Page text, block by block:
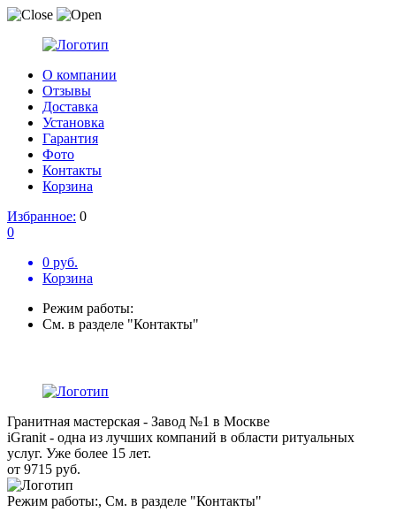
О компании
Отзывы
Доставка
Установка
Гарантия
Фото
Контакты
Корзина
Избранное: 0
0
0 руб.
Корзина
Режим работы:
См. в разделе "Контакты"
Гранитная мастерская - Завод №1 в Москве
iGranit - одна из лучших компаний в области ритуальных
услуг. Уже более 15 лет.
от 9715 руб.
Режим работы:, См. в разделе "Контакты"